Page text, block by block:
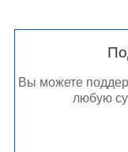
Вы можете
любую